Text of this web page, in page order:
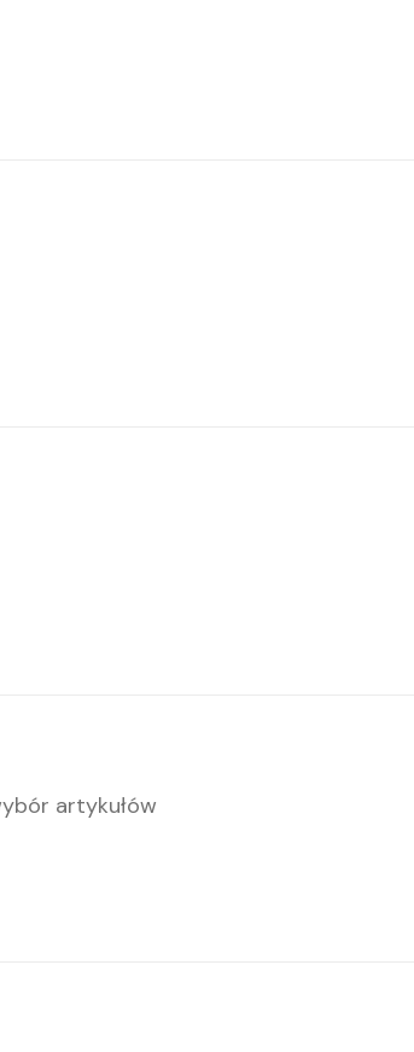
artykułów